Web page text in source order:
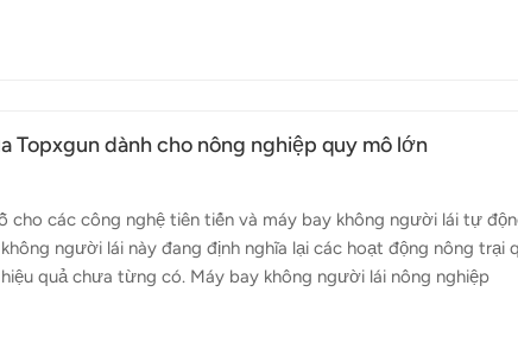
đồng nông nghiệp toàn cầu. 2. Agrishow - Brazil: Địa điểm:
tại Brazil là hội chợ công nghệ nông nghiệp lớn
Topxgun dành cho nông nghiệp quy mô lớn
các công nghệ tiên tiến và máy bay không người lái tự
người lái này đang định nghĩa lại các hoạt động nông trại
quả chưa từng có. Máy bay không người lái nông nghiệp
Máy bay không người lái Topxgun được thiết kế để hoạt động